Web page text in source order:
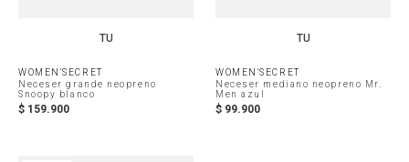
TU
WOMEN'SECRET
Neceser grande neopreno
Snoopy blanco
$ 159.900
TU
WOMEN'SECRET
Neceser mediano neopreno Mr.
Men azul
$ 99.900